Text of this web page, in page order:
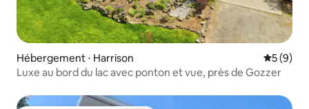
Hébergement ⋅ Harrison
5 (9)
Luxe au bord du lac avec ponton et vue, près de Gozzer